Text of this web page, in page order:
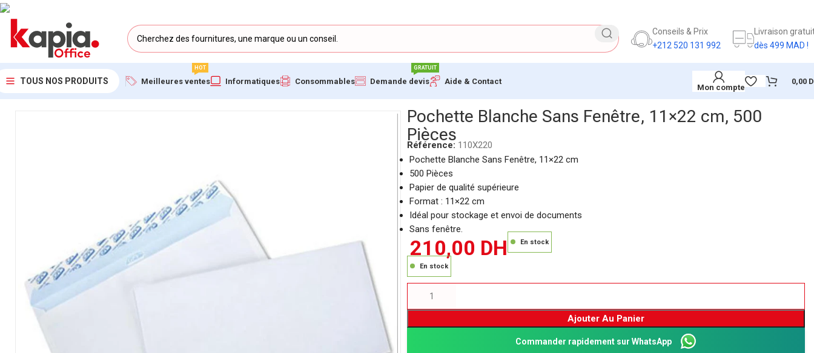
Conseils & Prix
+212 520 131 992
Livraison
dès 499 MAD !
TOUS NOS PRODUITS Meilleures ventes
HOT
Informatiques Consommables Demande devis
GRATUIT
Aide & Contact
Mon compte
0,00
Accueil/KAPIA OFFICE MAROC
Pochette Blanche Sans Fenêtre, 11×22 cm, 500
Pièces
Référence: 110X220
Pochette Blanche Sans Fenêtre, 11×22 cm
500 Pièces
Papier de qualité supérieure
Format : 11×22 cm
Idéal pour stockage et envoi de documents
Sans fenêtre.
210,00 DH En stock
En stock
Ajouter Au Panier
Commander rapidement sur WhatsApp